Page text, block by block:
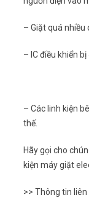
– Giặt quá
– IC điều khiển
– Các linh kiện
thế.
Hãy gọi cho
kiện máy giặt
>> Thông tin liên